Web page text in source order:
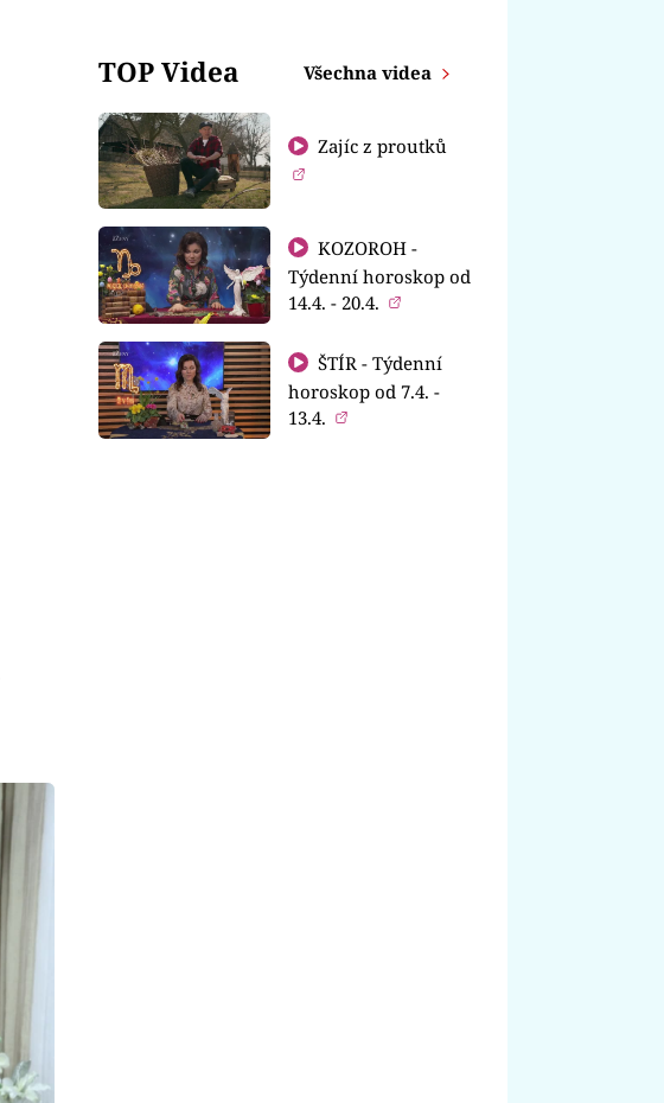
TOP Videa Všechna videa
Zajíc z proutků
KOZOROH -
Týdenní horoskop od
14.4. - 20.4.
ŠTÍR - Týdenní
horoskop od 7.4. -
13.4.